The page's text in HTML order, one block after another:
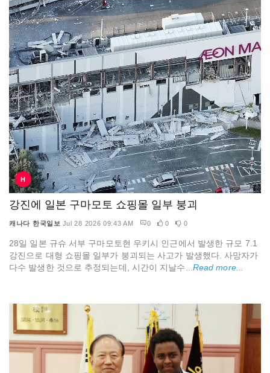
H
강진에 일본 구마모토 쇼핑몰 일부 붕괴
캐나다 한국일보 Jul 28 2026 09:43 AM 0 0 0
28일 일본 규슈 서부 구마모토현 우키시 인근에서 발생한 규모 7.1
강진으로 대형 쇼핑몰 일부가 붕괴되는 사고가 발생했다. 사망자가
다수 발생한 것으로 추정되는데, 시간이 지날수...Read more...